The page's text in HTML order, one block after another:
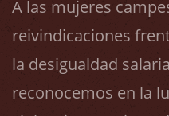
A las mujeres
reivindicaciones
la desigualdad
reconocemos en la